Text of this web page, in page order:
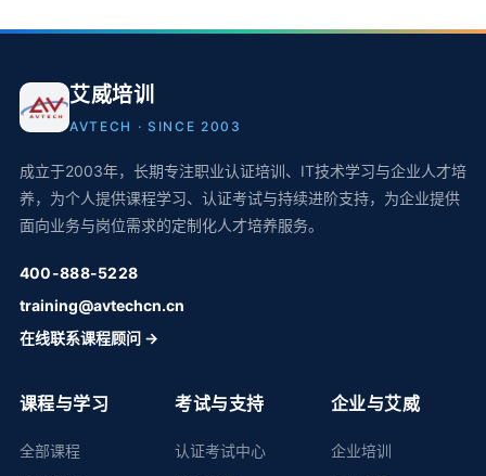
艾威培训
AVTECH · SINCE 2003
成立于2003年，长期专注职业认证培训、IT技术学习与企业人才培
养，为个人提供课程学习、认证考试与持续进阶支持，为企业提供
面向业务与岗位需求的定制化人才培养服务。
400-888-5228
training@avtechcn.cn
在线联系课程顾问 →
课程与学习
全部课程
考试与支持
认证考试中心
企业与艾威
企业培训